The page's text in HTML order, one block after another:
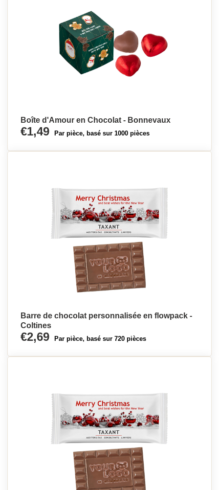
Boîte d'Amour en Chocolat - Bonnevaux
€1,49 Par pièce, basé sur 1000 pièces
Barre de chocolat personnalisée en flowpack -
Coltines
€2,69 Par pièce, basé sur 720 pièces